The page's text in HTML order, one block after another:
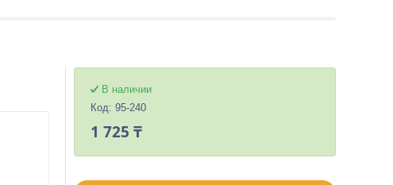
В наличии
Код: 95-240
1 725 ₸